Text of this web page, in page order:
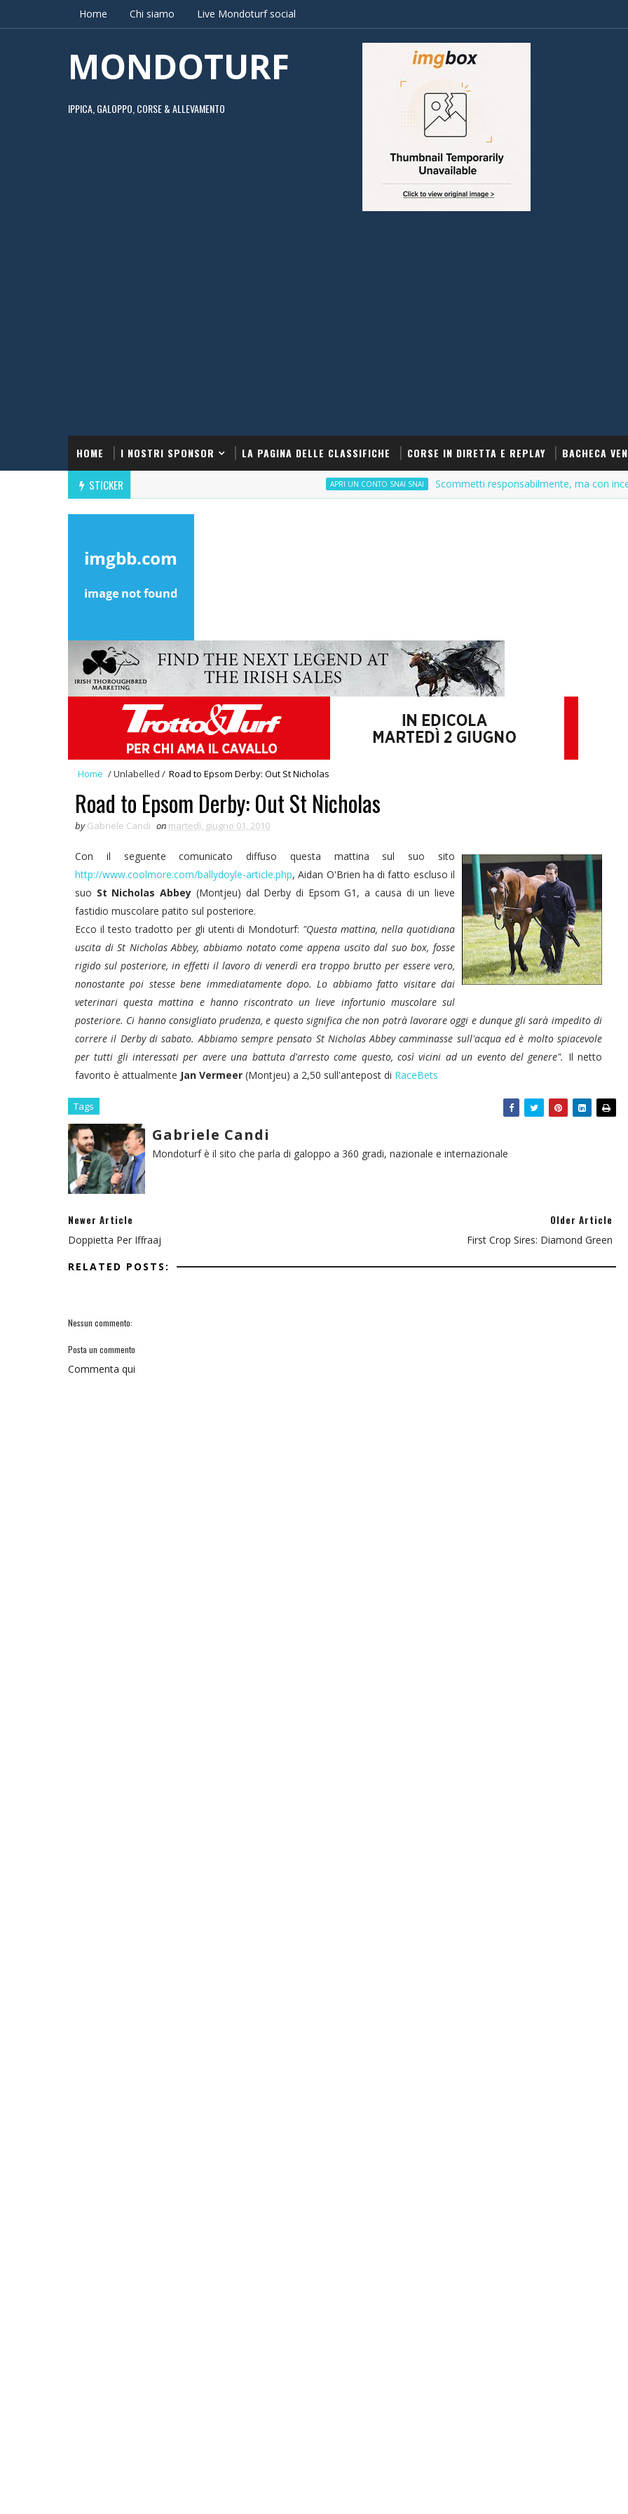
Home Chi siamo Live Mondoturf social
MONDOTURF
IPPICA, GALOPPO, CORSE & ALLEVAMENTO
HOME I NOSTRI SPONSOR LA PAGINA DELLE CLASSIFICHE CORSE IN DIRETTA E REPLAY BACHECA
STICKER APRI UN CONTO SNAI SNAI Scommetti responsabilmente, ma con incentivi
Home /Unlabelled / Road to Epsom Derby: Out St Nicholas
Road to Epsom Derby: Out St Nicholas
by Gabriele Candi on martedì, giugno 01, 2010
Con il seguente comunicato diffuso questa mattina sul suo sito
http://www.coolmore.com/ballydoyle-article.php, Aidan O'Brien ha di fatto escluso il
suo St Nicholas Abbey (Montjeu) dal Derby di Epsom G1, a causa di un lieve
fastidio muscolare patito sul posteriore.
Ecco il testo tradotto per gli utenti di Mondoturf: "Questa mattina, nella quotidiana
uscita di St Nicholas Abbey, abbiamo notato come appena uscito dal suo box, fosse
rigido sul posteriore, in effetti il lavoro di venerdì era troppo brutto per essere vero,
nonostante poi stesse bene immediatamente dopo. Lo abbiamo fatto visitare dai
veterinari questa mattina e hanno riscontrato un lieve infortunio muscolare sul
posteriore. Ci hanno consigliato prudenza, e questo significa che non potrà lavorare oggi e dunque gli sarà impedito di
correre il Derby di sabato.Abbiamo sempre pensato St Nicholas Abbey camminasse sull'acqua ed è molto spiacevole
per tutti gli interessati per avere una battuta d'arresto come questo, così vicini ad un evento del genere". Il netto
favorito è attualmente Jan Vermeer (Montjeu) a 2,50 sull'antepost di RaceBets
Tags
Gabriele Candi
Mondoturf è il sito che parla di galoppo a 360 gradi, nazionale e internazionale
Newer Article
Doppietta Per Iffraaj
Older Article
First Crop Sires: Diamond Green
RELATED POSTS:
Nessun commento:
Posta un commento
Commenta qui